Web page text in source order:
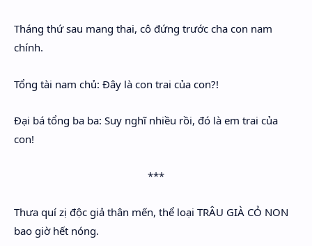
Tháng thứ sau mang thai, cô đứng trước cha con nam
chính.
Tổng tài nam chủ: Đây là con trai của con?!
Đại bá tổng ba ba: Suy nghĩ nhiều rồi, đó là em trai của
con!
***
Thưa quí zị độc giả thân mến, thể loại TRÂU GIÀ CỎ NON
bao giờ hết nóng.